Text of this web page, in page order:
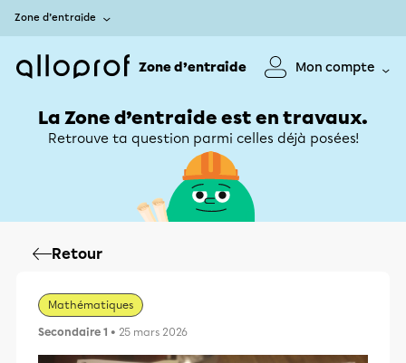
Zone d’entraide
Zone d’entraide Mon compte
La Zone d’entraide est en travaux.
Retrouve ta question parmi celles déjà posées!
Retour
Mathématiques
Secondaire 1 • 25 mars 2026